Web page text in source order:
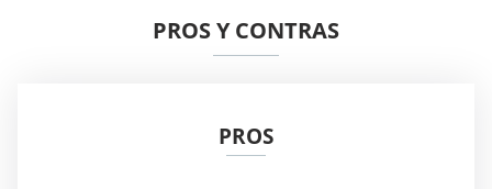
PROS Y CONTRAS
PROS